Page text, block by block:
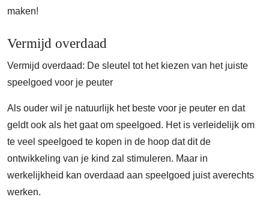
maken!
Vermijd overdaad
Vermijd overdaad: De sleutel tot het kiezen van het juiste
speelgoed voor je peuter
Als ouder wil je natuurlijk het beste voor je peuter en dat
geldt ook als het gaat om speelgoed. Het is verleidelijk om
te veel speelgoed te kopen in de hoop dat dit de
ontwikkeling van je kind zal stimuleren. Maar in
werkelijkheid kan overdaad aan speelgoed juist averechts
werken.